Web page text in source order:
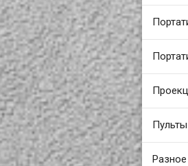
Разное